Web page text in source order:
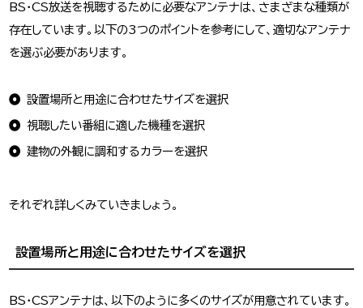
BS・CS放送を視聴するために必要なアンテナは、さまざまな種類が
存在しています。以下の3つのポイントを参考にして、適切なアンテナ
を選ぶ必要があります。
設置場所と用途に合わせたサイズを選択
視聴したい番組に適した機種を選択
建物の外観に調和するカラーを選択
それぞれ詳しくみていきましょう。
設置場所と用途に合わせたサイズを選択
BS・CSアンテナは、以下のように多くのサイズが用意されています。